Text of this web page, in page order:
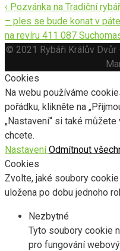
‹ Pozvánka na Tradiční
– ples se bude konat v
na revíru 411 087
© 2021 Rybáři Králův
Cookies
Na webu používáme
pořádku, klikněte na
„Nastavení“ si také
chcete.
NastaveníOdmítnout
Cookies
Zvolte, jaké soubory
uložena po dobu jednoho
Nezbytné
Tyto soubory cookie
pro fungování